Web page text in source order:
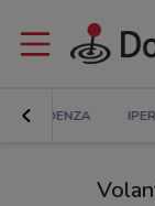
IN EVIDENZA